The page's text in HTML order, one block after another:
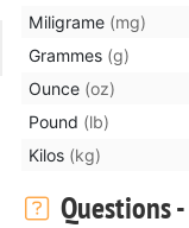
Miligrame (mg)
Grammes (g)
Ounce (oz)
Pound (lb)
Kilos (kg)
Questions